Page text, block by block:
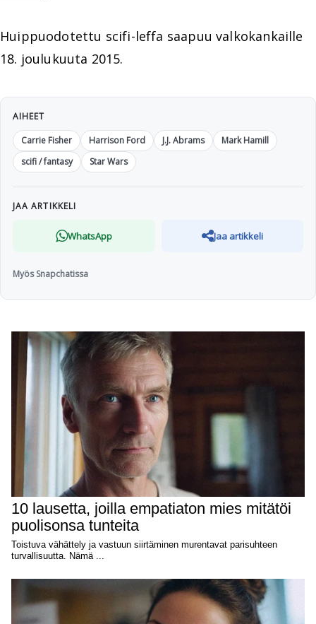
Huippuodotettu scifi-leffa saapuu valkokankaille
18. joulukuuta 2015.
AIHEET
Carrie Fisher
Harrison Ford J.J. Abrams
Mark Hamill
scifi / fantasy
Star Wars
JAA ARTIKKELI
WhatsApp Jaa artikkeli
Myös Snapchatissa